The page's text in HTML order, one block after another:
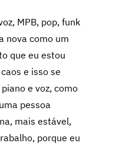
MPB, pop, funk
nova como um
que eu estou
e isso se
e voz, como
pessoa
mais estável,
porque eu